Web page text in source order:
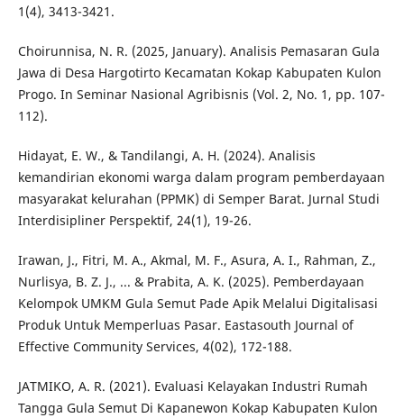
1(4), 3413-3421.
Choirunnisa, N. R. (2025, January). Analisis Pemasaran Gula
Jawa di Desa Hargotirto Kecamatan Kokap Kabupaten Kulon
Progo. In Seminar Nasional Agribisnis (Vol. 2, No. 1, pp. 107-
112).
Hidayat, E. W., & Tandilangi, A. H. (2024). Analisis
kemandirian ekonomi warga dalam program pemberdayaan
masyarakat kelurahan (PPMK) di Semper Barat. Jurnal Studi
Interdisipliner Perspektif, 24(1), 19-26.
Irawan, J., Fitri, M. A., Akmal, M. F., Asura, A. I., Rahman, Z.,
Nurlisya, B. Z. J., ... & Prabita, A. K. (2025). Pemberdayaan
Kelompok UMKM Gula Semut Pade Apik Melalui Digitalisasi
Produk Untuk Memperluas Pasar. Eastasouth Journal of
Effective Community Services, 4(02), 172-188.
JATMIKO, A. R. (2021). Evaluasi Kelayakan Industri Rumah
Tangga Gula Semut Di Kapanewon Kokap Kabupaten Kulon